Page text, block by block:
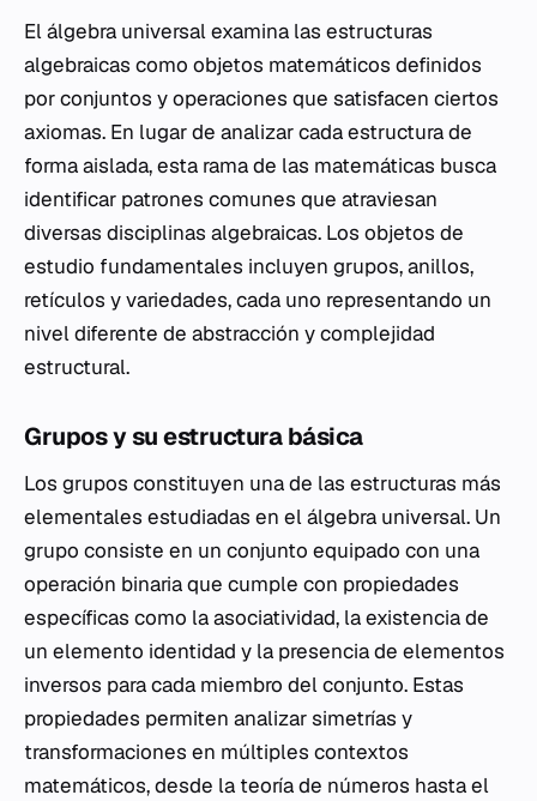
El álgebra universal examina las estructuras
algebraicas como objetos matemáticos definidos
por conjuntos y operaciones que satisfacen ciertos
axiomas. En lugar de analizar cada estructura de
forma aislada, esta rama de las matemáticas busca
identificar patrones comunes que atraviesan
diversas disciplinas algebraicas. Los objetos de
estudio fundamentales incluyen grupos, anillos,
retículos y variedades, cada uno representando un
nivel diferente de abstracción y complejidad
estructural.
Grupos y su estructura básica
Los grupos constituyen una de las estructuras más
elementales estudiadas en el álgebra universal. Un
grupo consiste en un conjunto equipado con una
operación binaria que cumple con propiedades
específicas como la asociatividad, la existencia de
un elemento identidad y la presencia de elementos
inversos para cada miembro del conjunto. Estas
propiedades permiten analizar simetrías y
transformaciones en múltiples contextos
matemáticos, desde la teoría de números hasta el